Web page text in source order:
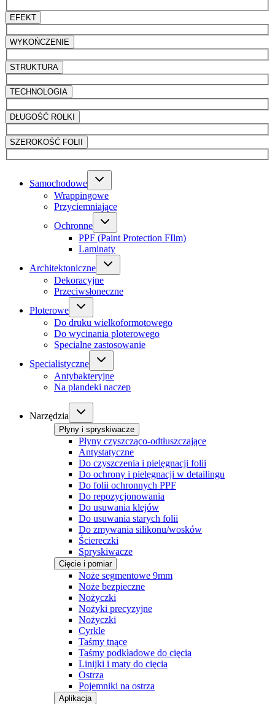
EFEKT
WYKOŃCZENIE
STRUKTURA
TECHNOLOGIA
DŁUGOŚĆ ROLKI
SZEROKOŚĆ FOLII
Samochodowe
Wrappingowe
Przyciemniające
Ochronne
PPF (Paint Protection FIlm)
Laminaty
Architektoniczne
Dekoracyjne
Przeciwsłoneczne
Ploterowe
Do druku wielkoformotowego
Do wycinania ploterowego
Specialne zastosowanie
Specialistyczne
Antybakteryjne
Na plandeki naczep
Narzędzia
Płyny i spryskiwacze
Płyny czyszcząco-odtłuszczające
Antystatyczne
Do czyszczenia i pielęgnacji folii
Do ochrony i pielęgnacji w detailingu
Do folii ochronnych PPF
Do repozycjonowania
Do usuwania klejów
Do usuwania starych folii
Do zmywania silikonu/wosków
Ściereczki
Spryskiwacze
Cięcie i pomiar
Noże segmentowe 9mm
Noże bezpieczne
Nożyczki
Nożyki precyzyjne
Nożyczki
Cyrkle
Taśmy tnące
Taśmy podkładowe do cięcia
Linijki i maty do cięcia
Ostrza
Pojemniki na ostrza
Aplikacja